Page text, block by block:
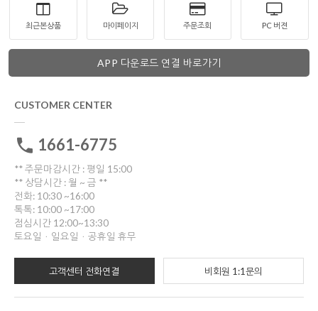
최근본상품 마이페이지 주문조회 PC 버젼
APP 다운로드 연결 바로가기
CUSTOMER CENTER
1661-6775
** 주문마감시간 : 평일 15:00
** 상담시간 : 월 ~ 금 **
전화: 10:30 ~16:00
톡톡: 10:00 ~17:00
점심시간 12:00~13:30
토요일ㆍ일요일ㆍ공휴일 휴무
고객센터 전화연결 비회원 1:1문의